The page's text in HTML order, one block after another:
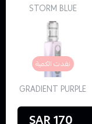
STORM BLUE
نفدت الكمية
GRADIENT PURPLE